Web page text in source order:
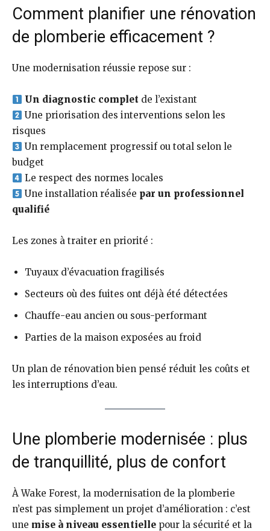
Comment planifier une rénovation
de plomberie efficacement ?
Une modernisation réussie repose sur :
Un diagnostic complet de l’existant
Une priorisation des interventions selon les
risques
Un remplacement progressif ou total selon le
budget
Le respect des normes locales
Une installation réalisée par un professionnel
qualifié
Les zones à traiter en priorité :
Tuyaux d’évacuation fragilisés
Secteurs où des fuites ont déjà été détectées
Chauffe-eau ancien ou sous-performant
Parties de la maison exposées au froid
Un plan de rénovation bien pensé réduit les coûts et
les interruptions d’eau.
Une plomberie modernisée : plus
de tranquillité, plus de confort
À Wake Forest, la modernisation de la plomberie
n’est pas simplement un projet d’amélioration : c’est
une mise à niveau essentielle pour la sécurité et la